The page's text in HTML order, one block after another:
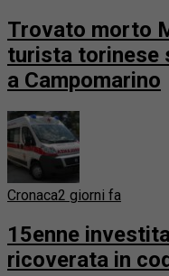
Trovato morto
turista torinese
a Campomarino
Cronaca2 giorni fa
15enne
ricoverata in